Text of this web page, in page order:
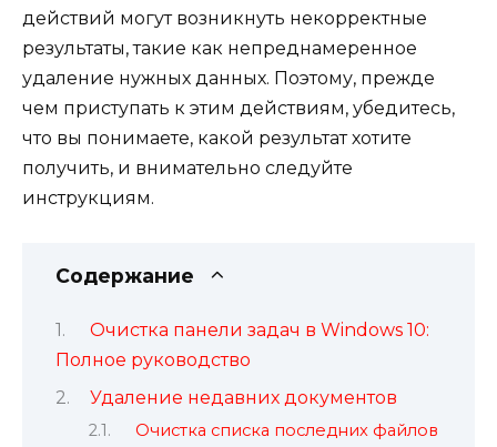
действий могут возникнуть некорректные
результаты, такие как непреднамеренное
удаление нужных данных. Поэтому, прежде
чем приступать к этим действиям, убедитесь,
что вы понимаете, какой результат хотите
получить, и внимательно следуйте
инструкциям.
Содержание
Очистка панели задач в Windows 10:
Полное руководство
Удаление недавних документов
Очистка списка последних файлов